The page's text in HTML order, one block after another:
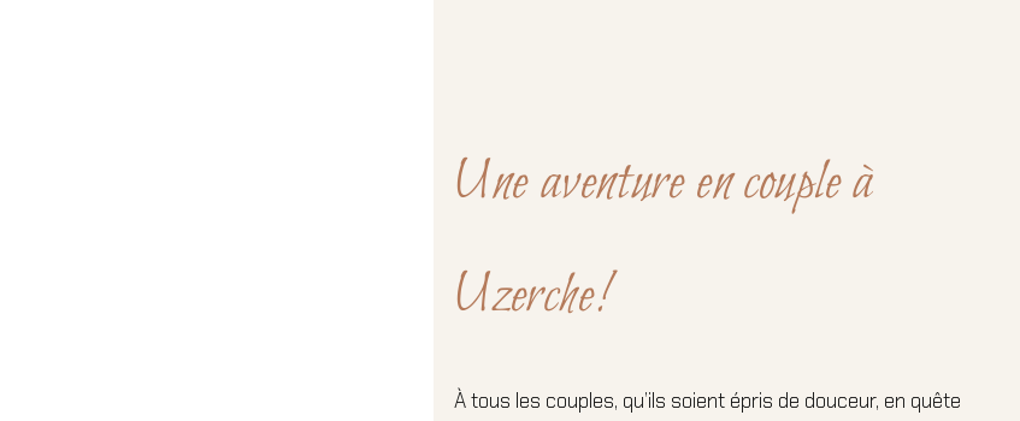
Une aventure en couple à
Uzerche!
À tous les couples, qu’ils soient épris de douceur, en quête